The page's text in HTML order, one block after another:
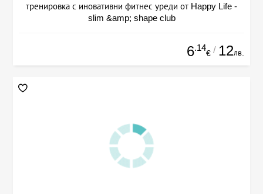
тренировка с иновативни фитнес уреди от Happy Life -
slim &amp; shape club
6.14
€ / 12лв.